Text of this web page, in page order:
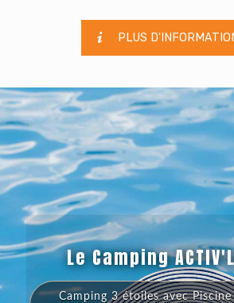
PLUS
Le Camping
Camping 3 étoiles avec